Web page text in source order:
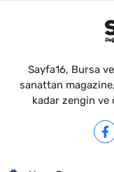
Sayfa16, Bursa
sanattan
kadar zengin ve